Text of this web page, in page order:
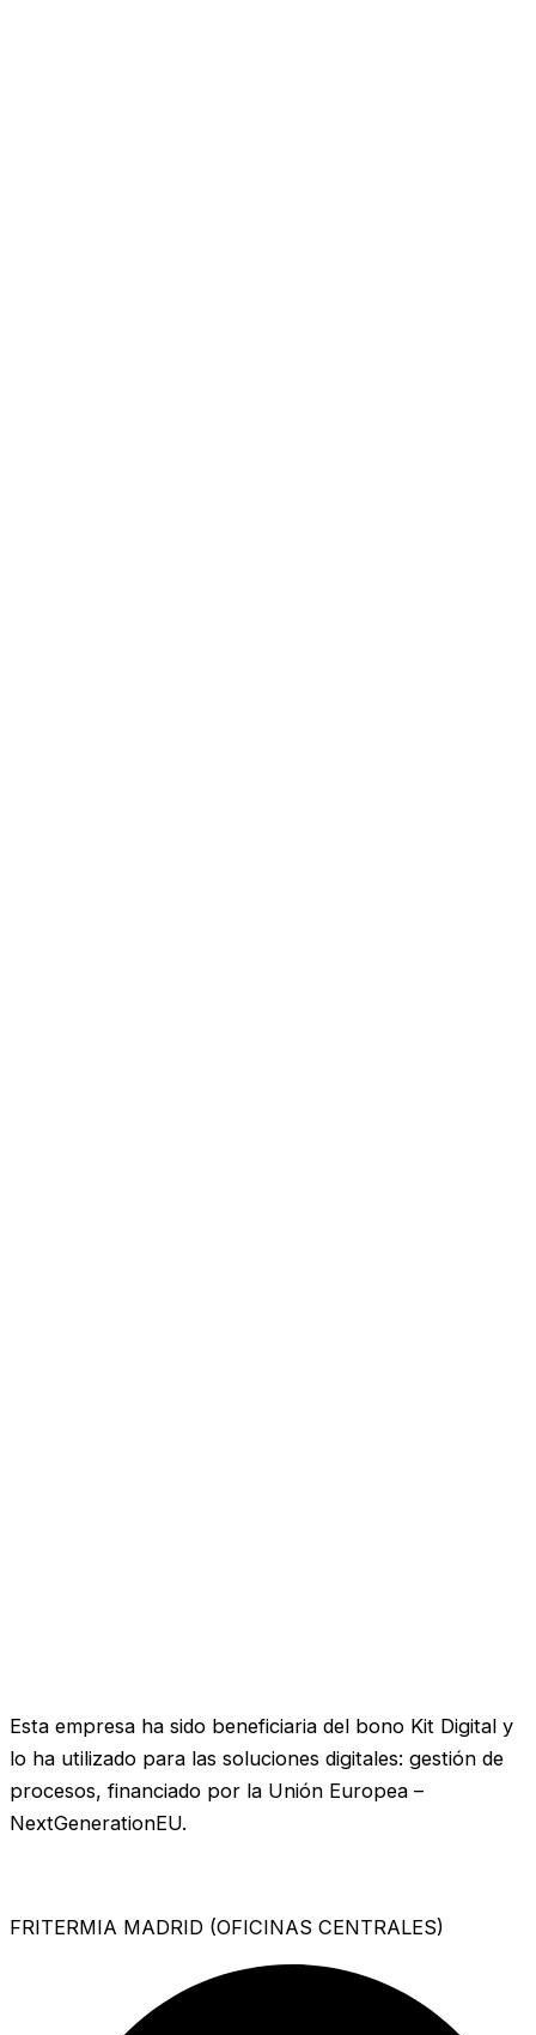
Esta empresa ha sido beneficiaria del bono Kit Digital y
lo ha utilizado para las soluciones digitales: gestión de
procesos, financiado por la Unión Europea –
NextGenerationEU.
FRITERMIA MADRID (OFICINAS CENTRALES)